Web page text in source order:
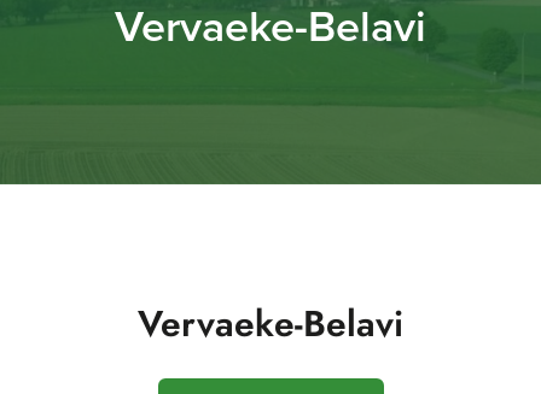
Vervaeke-Belavi
Vervaeke-Belavi